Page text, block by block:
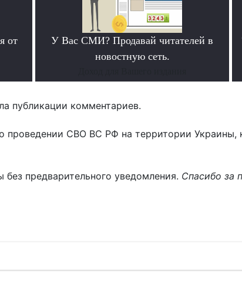
от
У Вас СМИ? Продавай читателей в
новостную сеть.
публикации комментариев.
проведении СВО ВС РФ на территории
предварительного уведомления. Спасибо за